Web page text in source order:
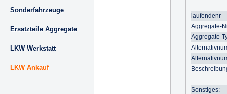
Sonderfahrzeuge
Ersatzteile Aggregate
LKW Werkstatt
LKW Ankauf
laufendenr
Aggregate-
Aggregate-
Sonstiges: